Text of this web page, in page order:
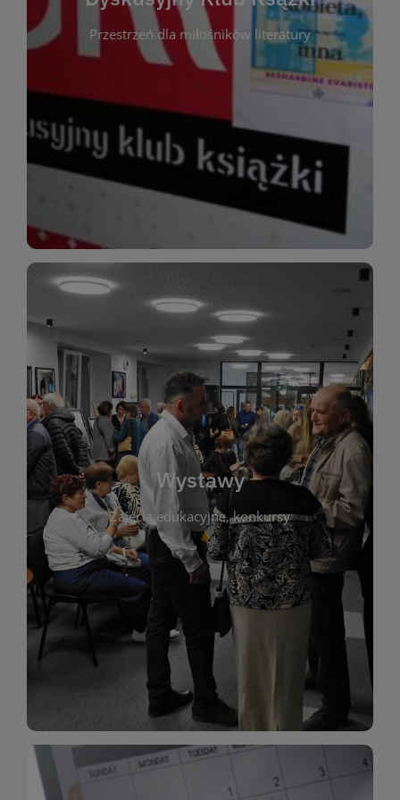
Przestrzeń dla miłośników literatury
Dyskusyjny Klub Ksążki
Dyskusyjny Klub Książki to przestrzeń dla
miłośników literatury, którzy lubią dzielić się
opiniami i emocjami po lekturze. Spotykamy się
regularnie, by rozmawiać o wybranych tytułach z
różnych gatunków literackich. Każde spotkanie to
okazja do inspirującej dyskusji, wymiany
Wystawy
Zajęcia edukacyjne, konkursy
Wystawy
Biblioteka organizuje prezentujące zarówno
sztukę lokalnych twórców, jak i zbiory tematyczne.
W tej sekcji znajdziesz informacje o aktualnych
ekspozycjach oraz archiwum wystaw z
poprzednich lat. Prezentowane prace obejmują
malarstwo, fotografię, rękodzieło i inne formy
artystyczne. Każda wystawa to wyjątkowa okazja
do kontaktu z kulturą i sztuką w przestrzeni
biblioteki. Serdecznie zapraszamy wszystkich
miłośników estetycznych doznań!
WIĘCEJ